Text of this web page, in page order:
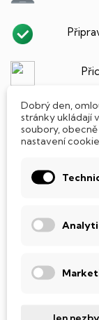
POPIS
SSD Disk
diskem, který
(Hard Disk
k
Dobrý den,
stránky ukládají
soubory,
nastavení
Jen